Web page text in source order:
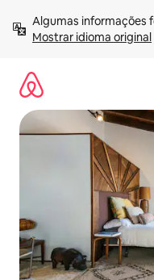
para
Mostrar idioma original